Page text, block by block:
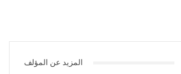
المزيد عن المؤلف